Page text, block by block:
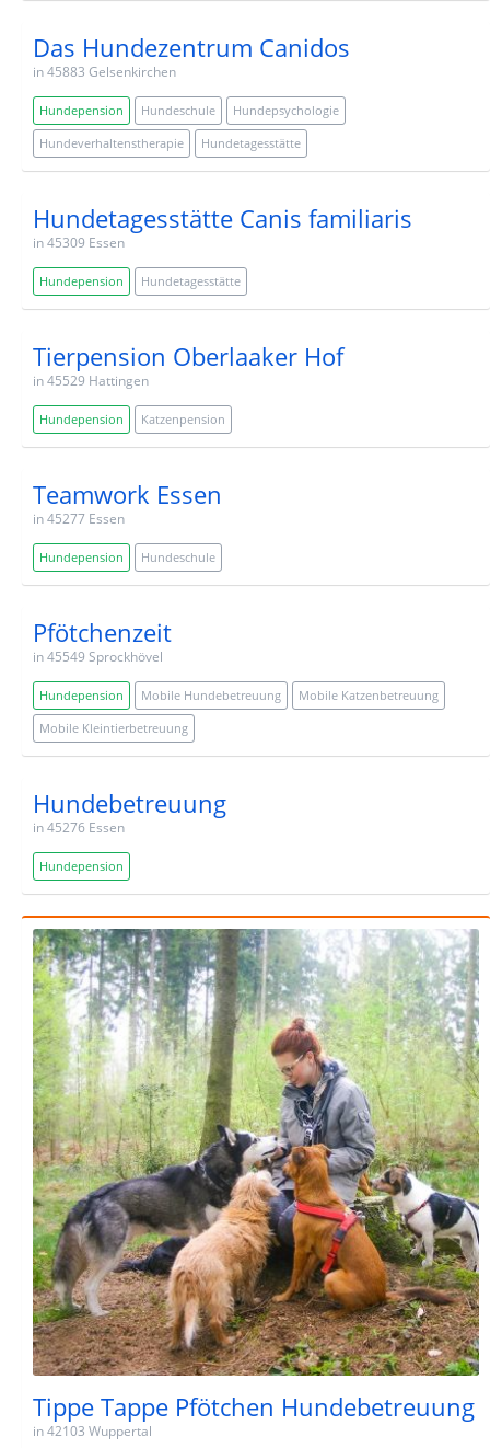
Das Hundezentrum Canidos
in 45883 Gelsenkirchen
Hundepension Hundeschule
Hundepsychologie
Hundeverhaltenstherapie
Hundetagesstätte
Hundetagesstätte Canis familiaris
in 45309 Essen
Hundepension Hundetagesstätte
Tierpension Oberlaaker Hof
in 45529 Hattingen
Hundepension Katzenpension
Teamwork Essen
in 45277 Essen
Hundepension Hundeschule
Pfötchenzeit
in 45549 Sprockhövel
Hundepension Mobile Hundebetreuung
Mobile Katzenbetreuung
Mobile Kleintierbetreuung
Hundebetreuung
in 45276 Essen
Hundepension
Tippe Tappe Pfötchen Hundebetreuung
in 42103 Wuppertal